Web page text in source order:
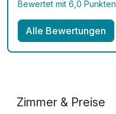
Bewertet mit 6,0 Punkten
Alle Bewertungen
Zimmer & Preise